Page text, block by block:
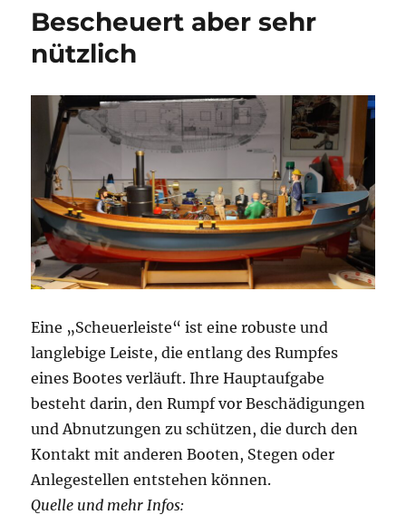
Aus
Bescheuert aber sehr
nützlich
Eine „Scheuerleiste“ ist eine robuste und
langlebige Leiste, die entlang des Rumpfes
eines Bootes verläuft. Ihre Hauptaufgabe
besteht darin, den Rumpf vor Beschädigungen
und Abnutzungen zu schützen, die durch den
Kontakt mit anderen Booten, Stegen oder
Anlegestellen entstehen können.
Quelle und mehr Infos: